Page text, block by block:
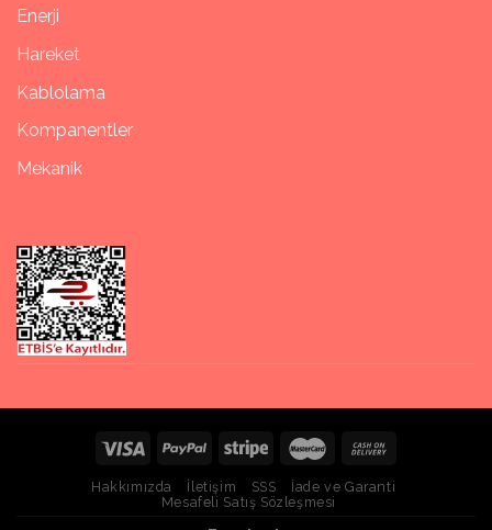
Enerji
Hareket
Kablolama
Kompanentler
Mekanik
Hakkımızda İletişim SSS
İade ve Garanti
Mesafeli Satış Sözleşmesi